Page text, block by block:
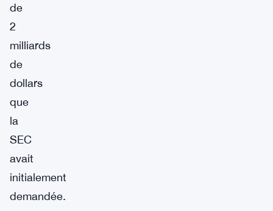
de
2
milliards
de
dollars
que
la
SEC
avait
initialement
demandée.